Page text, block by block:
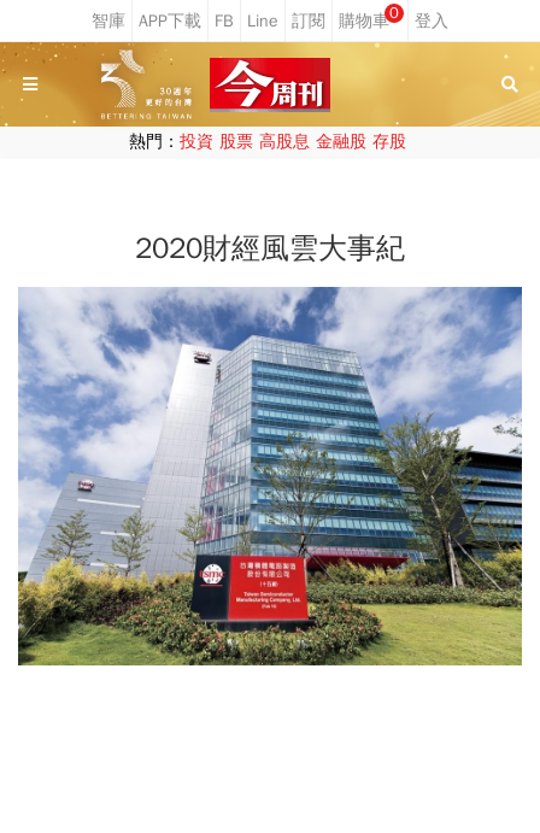
0
熱門： 投資 股票 高股息 金融股 存股
2020財經風雲大事紀